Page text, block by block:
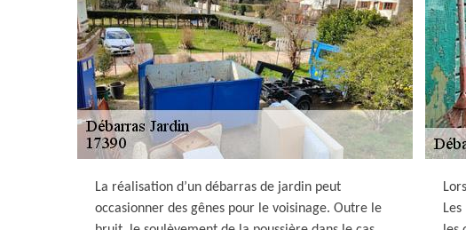
La réalisation d’un débarras de jardin peut
occasionner des gênes pour le voisinage. Outre le